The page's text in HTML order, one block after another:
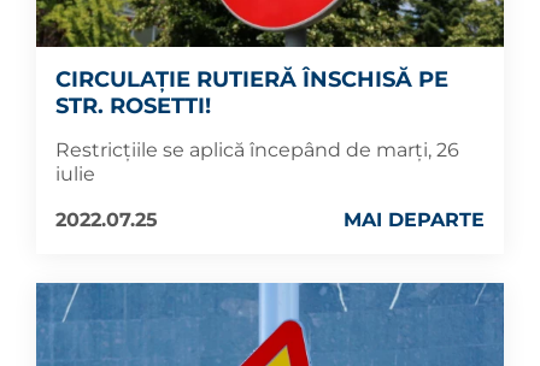
CIRCULAȚIE RUTIERĂ ÎNSCHISĂ PE
STR. ROSETTI!
Restricțiile se aplică începând de marți, 26
iulie
2022.07.25
MAI DEPARTE